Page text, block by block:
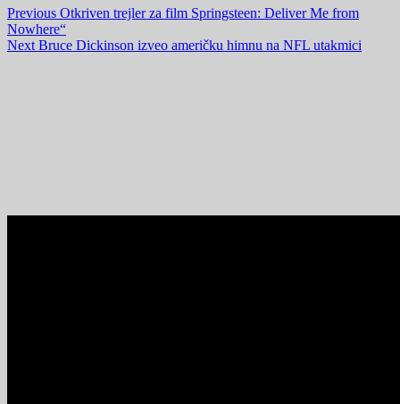
Previous Otkriven trejler za film Springsteen: Deliver Me from
Nowhere“
Next Bruce Dickinson izveo američku himnu na NFL utakmici